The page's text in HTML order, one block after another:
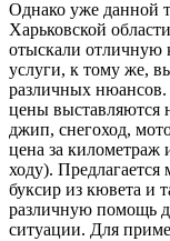
Однако уже данной
Харьковской
отыскали отличную
услуги, к тому же,
различных нюансов.
цены выставляются
джип, снегоход,
цена за километраж
ходу).
буксир из кювета и
различную помощь
ситуации. Для